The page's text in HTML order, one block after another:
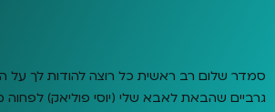
סמדר שלום רב ראשית כל רוצה להודות לך על
גרביים שהבאת לאבא שלי (יוסי פוליאק)